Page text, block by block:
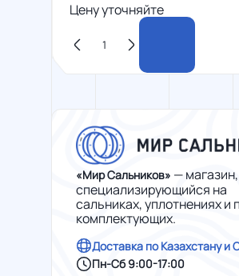
Цену уточняйте
«Мир Сальников» — магазин,
специализирующийся на
сальниках, уплотнениях и
комплектующих.
Доставка по Казахстану и
Пн-Сб 9:00-17:00